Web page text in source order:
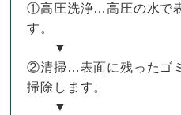
①高圧洗浄…高圧の水で
す。
▼
②清掃…表面に残ったゴ
掃除します。
▼